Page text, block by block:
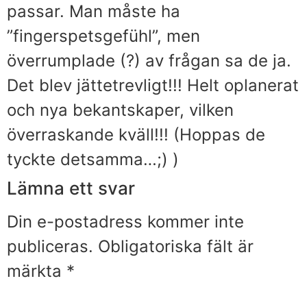
passar. Man måste ha
”fingerspetsgefühl”, men
överrumplade (?) av frågan sa de ja.
Det blev jättetrevligt!!! Helt oplanerat
och nya bekantskaper, vilken
överraskande kväll!!! (Hoppas de
tyckte detsamma…;) )
Lämna ett svar
Din e-postadress kommer inte
publiceras. Obligatoriska fält är
märkta *